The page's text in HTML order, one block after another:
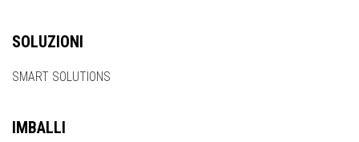
SOLUZIONI
SMART SOLUTIONS
IMBALLI